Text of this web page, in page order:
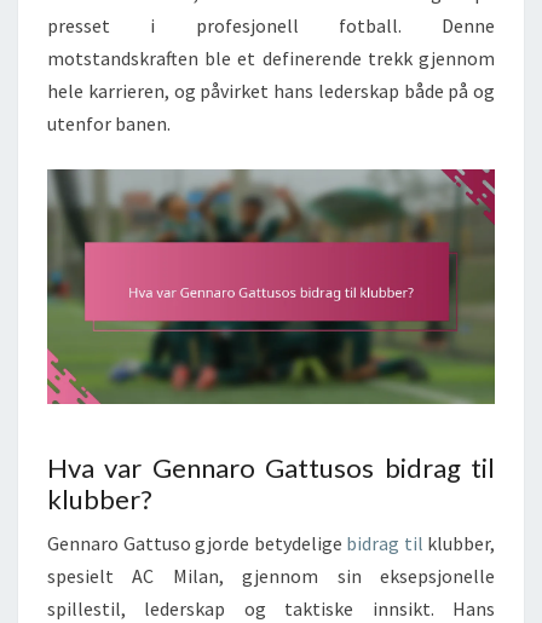
presset i profesjonell fotball. Denne
motstandskraften ble et definerende trekk gjennom
hele karrieren, og påvirket hans lederskap både på og
utenfor banen.
Hva var Gennaro Gattusos bidrag til
klubber?
Gennaro Gattuso gjorde betydelige bidrag til klubber,
spesielt AC Milan, gjennom sin eksepsjonelle
spillestil, lederskap og taktiske innsikt. Hans